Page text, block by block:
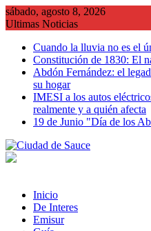
Saltar
al
sábado, agosto 8, 2026
Ultimas Noticias
Cuando la lluvia no es el
Constitución de 1830: El
Abdón Fernández: el
su hogar
IMESI a los autos
realmente y a quién afecta
19 de Junio "Día de los
Inicio
De Interes
Emisur